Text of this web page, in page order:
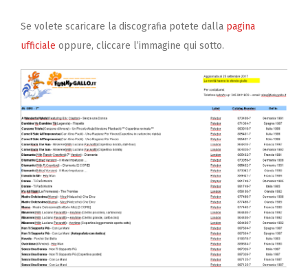
Se volete scaricare la discografia potete dalla pagina
ufficiale oppure, cliccare l’immagine qui sotto.